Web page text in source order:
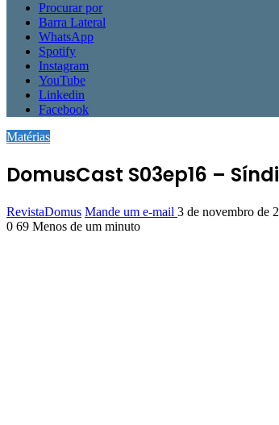
Procurar por
Barra Lateral
WhatsApp
Spotify
Instagram
YouTube
Linkedin
Facebook
Matérias
DomusCast S03ep16 –
RevistaDomus Mande um e-mail 3 de novembro de
0 69 Menos de um minuto